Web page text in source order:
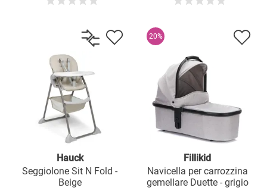
cm - Nero Melange
Hauck
Seggiolone Sit N Fold -
Beige
20%
Fillikid
Navicella per carrozzina
gemellare Duette - grigio